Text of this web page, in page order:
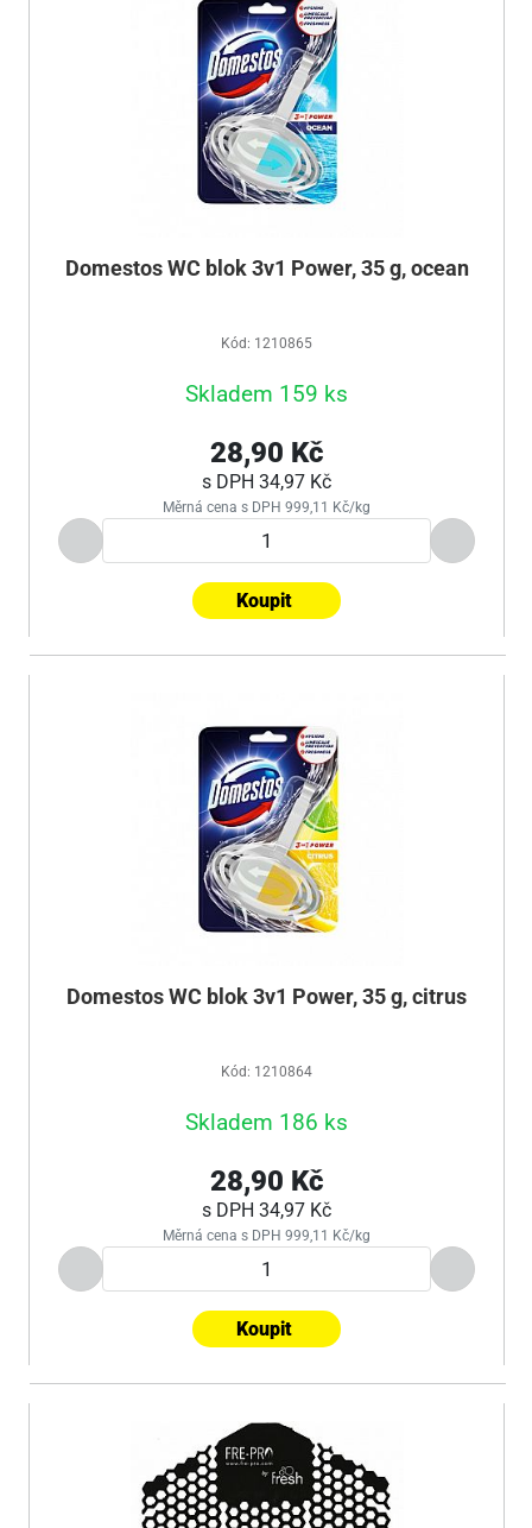
Domestos WC blok 3v1 Power, 35 g, ocean
Kód: 1210865
Skladem 159 ks
28,90 Kč
s DPH 34,97 Kč
Měrná cena s DPH 999,11 Kč/kg
Koupit
Domestos WC blok 3v1 Power, 35 g, citrus
Kód: 1210864
Skladem 186 ks
28,90 Kč
s DPH 34,97 Kč
Měrná cena s DPH 999,11 Kč/kg
Koupit